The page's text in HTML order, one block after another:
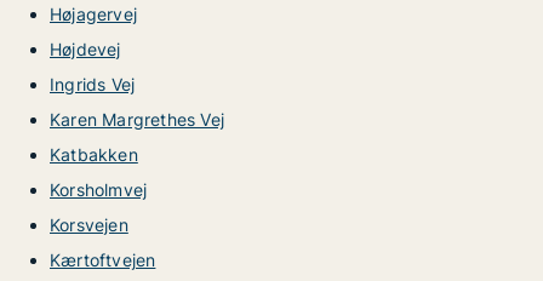
Højagervej
Højdevej
Ingrids Vej
Karen Margrethes Vej
Katbakken
Korsholmvej
Korsvejen
Kærtoftvejen